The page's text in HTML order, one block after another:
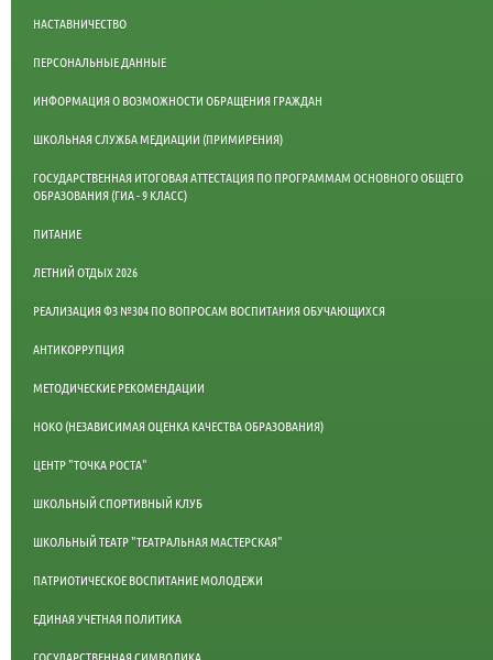
НАСТАВНИЧЕСТВО
ПЕРСОНАЛЬНЫЕ ДАННЫЕ
ИНФОРМАЦИЯ О ВОЗМОЖНОСТИ ОБРАЩЕНИЯ ГРАЖДАН
ШКОЛЬНАЯ СЛУЖБА МЕДИАЦИИ (ПРИМИРЕНИЯ)
ГОСУДАРСТВЕННАЯ ИТОГОВАЯ АТТЕСТАЦИЯ ПО ПРОГРАММАМ ОСНОВНОГО ОБЩЕГО
ОБРАЗОВАНИЯ (ГИА - 9 КЛАСС)
ПИТАНИЕ
ЛЕТНИЙ ОТДЫХ 2026
РЕАЛИЗАЦИЯ ФЗ №304 ПО ВОПРОСАМ ВОСПИТАНИЯ ОБУЧАЮЩИХСЯ
АНТИКОРРУПЦИЯ
МЕТОДИЧЕСКИЕ РЕКОМЕНДАЦИИ
НОКО (НЕЗАВИСИМАЯ ОЦЕНКА КАЧЕСТВА ОБРАЗОВАНИЯ)
ЦЕНТР "ТОЧКА РОСТА"
ШКОЛЬНЫЙ СПОРТИВНЫЙ КЛУБ
ШКОЛЬНЫЙ ТЕАТР "ТЕАТРАЛЬНАЯ МАСТЕРСКАЯ"
ПАТРИОТИЧЕСКОЕ ВОСПИТАНИЕ МОЛОДЕЖИ
ЕДИНАЯ УЧЕТНАЯ ПОЛИТИКА